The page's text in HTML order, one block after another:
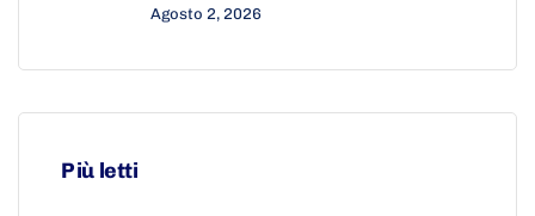
Agosto 2, 2026
Più letti